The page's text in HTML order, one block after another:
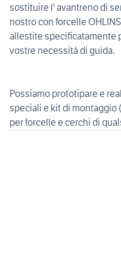
sostituire l' avantreno di
nostro con forcelle
allestite specificatamente
vostre necessità di guida.
Possiamo prototipare e
speciali e kit di montaggio
per forcelle e cerchi di